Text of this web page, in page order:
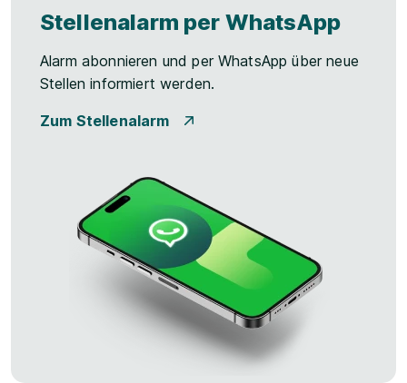
Stellenalarm per WhatsApp
Alarm abonnieren und per WhatsApp über neue
Stellen informiert werden.
Zum Stellenalarm